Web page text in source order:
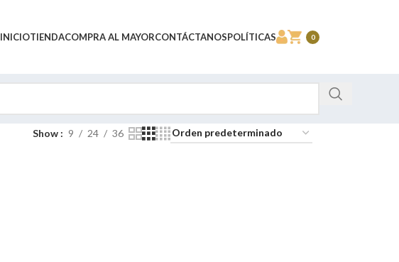
INICIOTIENDACOMPRA AL MAYORCONTÁCTANOSPOLÍTICAS 0
Show 9 24 36